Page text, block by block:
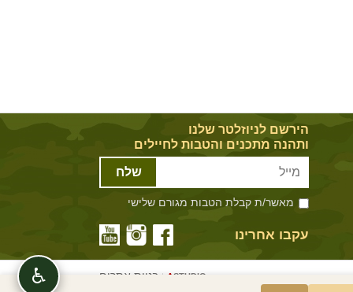
הירשם לניוזלטר שלנו
ותהנה מתכנים והטבות לחיילים
שלח
מאשר/ת קבלת הטבות מגורם שלישי
עקבו אחרינו
ASTUDIO
| בניית אתרים ♿